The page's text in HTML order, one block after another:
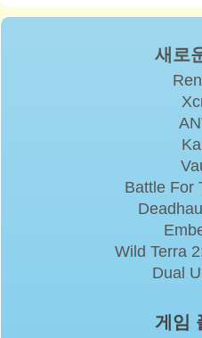
새로
Battle For
Wild Terra
Dual
게임